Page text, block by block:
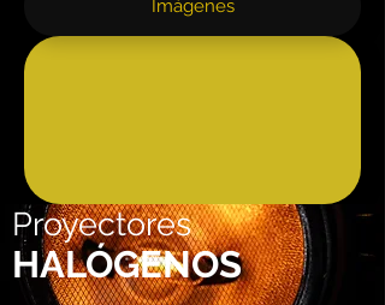
Imágenes
Proyectores
HALÓGENOS